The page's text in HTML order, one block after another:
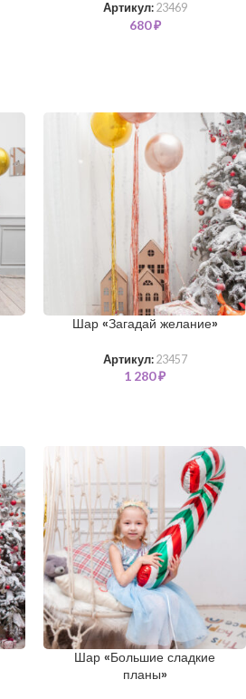
Артикул: 23469
680₽
Шар «Загадай желание»
Артикул: 23457
1 280₽
Шар «Большие сладкие
планы»